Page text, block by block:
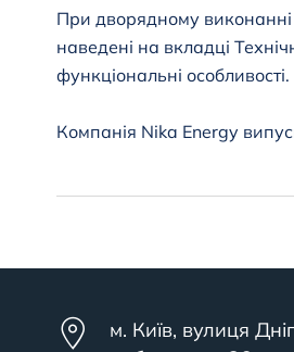
При дворядному
наведені на вкладці
функціональні
Компанія Nika Energy
м. Київ, вулиця